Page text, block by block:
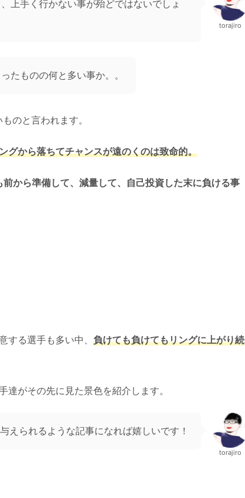
上手く行かない事が殆どではないでしょ
torajiro
たものの何と多い事か。。
のと言われます。
グから落ちてチャンスが遠のくのは致命的。
から準備して、減量して、自己投資した末に負ける事
する選手も多い中、 負けても負けてもリングに上がり続
がその先に見た景色を紹介します。
えられるような記事になれば嬉しいです！
torajiro